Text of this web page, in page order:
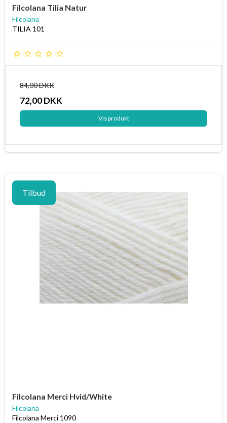
Filcolana Tilia Natur
Filcolana
TILIA 101
84,00 DKK
72,00 DKK
Vis produkt
Tilbud
Filcolana Merci Hvid/White
Filcolana
Filcolana Merci 1090